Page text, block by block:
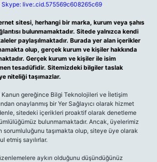
Skype: live:.cid.575569c608265c69
sitesi, herhangi bir marka, kurum veya şahıs
bulunmamaktadır. Sitede yalnızca kendi
paylaşılmaktadır. Burada yer alan içerikler
olup, gerçek kurum ve kişiler hakkında
Gerçek kurum ve kişiler ile isim
tesadüfidir. Sitemizdeki bilgiler taslak
niteliği taşımazlar.
Kanun gereğince Bilgi Teknolojileri ve İletişim
onaylanmış bir Yer Sağlayıcı olarak hizmet
sitedeki içerikleri proaktif olarak denetleme
bulunmamaktadır. Ancak, üyelerimiz
sorumluluğunu taşımakta olup, siteye üye olarak
etmiş sayılırlar.
aykırı olduğunu düşündüğünüz